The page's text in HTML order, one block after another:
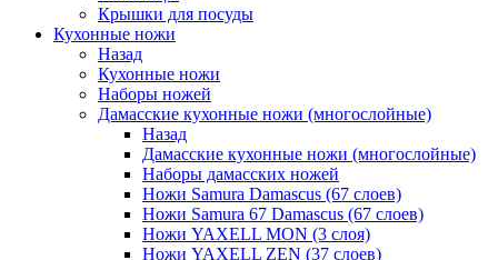
Крышки для посуды
Кухонные ножи
Назад
Кухонные ножи
Наборы ножей
Дамасские кухонные ножи (многослойные)
Назад
Дамасские кухонные ножи (многослойные)
Наборы дамасских ножей
Ножи Samura Damascus (67 слоев)
Ножи Samura 67 Damascus (67 слоев)
Ножи YAXELL MON (3 слоя)
Ножи YAXELL ZEN (37 слоев)